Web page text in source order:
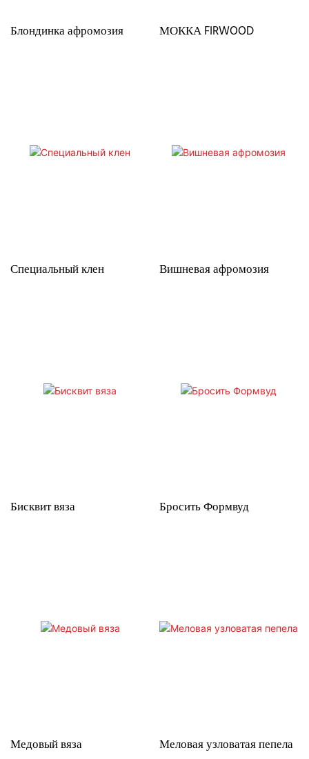
Блондинка афромозия МОККА FIRWOOD
Специальный клен Вишневая афромозия
Бисквит вяза Бросить Формвуд
Медовый вяза Меловая узловатая пепела